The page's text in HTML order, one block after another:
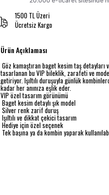
1500 TL Üzeri
Ücretsiz Kargo
Ürün Açıklaması
Göz kamaştıran baget kesim taş detayları
tasarlanan bu VIP bileklik, zarafeti ve
getiriyor. Işıltılı duruşuyla günlük
kadar her anınıza eşlik eder.
VIP özel tasarım görünümü
Baget kesim detaylı şık model
Silver renk zarif duruş
Işıltılı ve dikkat çekici tasarım
Hediye için özel seçenek
Tek başına ya da kombin yaparak